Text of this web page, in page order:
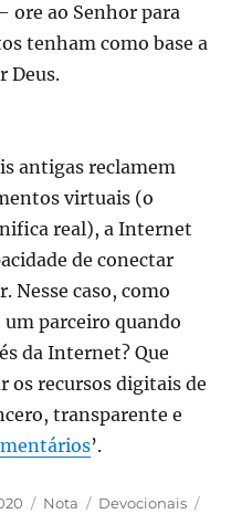
ore ao Senhor para
tenham como base a
Deus.
antigas reclamem
virtuais (o
real), a Internet
de conectar
Nesse caso, como
um parceiro quando
da Internet? Que
os recursos digitais de
transparente e
’.
Formato
Nota Categorias
Devocionais